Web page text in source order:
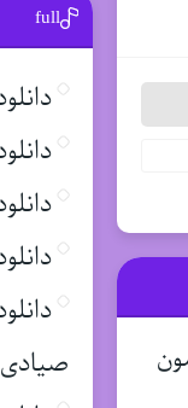
full
صیادی